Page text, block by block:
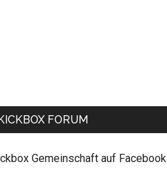
FORUM
Gemeinschaft auf Facebook